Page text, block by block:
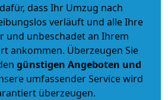
dass Ihr Umzug nach
verläuft und alle Ihre
und unbeschadet an Ihrem
ankommen. Überzeugen Sie
günstigen Angeboten und
umfassender Service wird
überzeugen.